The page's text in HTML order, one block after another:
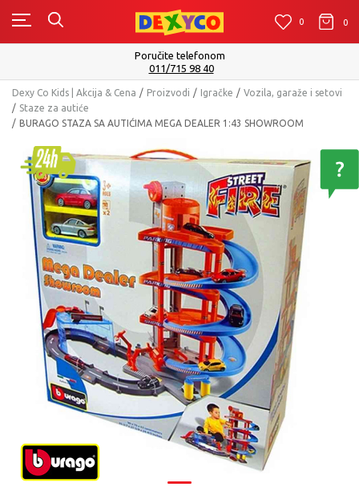
0 0 0
Isporuku možete očekivati u
Dexy Co Kids | Akcija & Cena Proizvodi Igračke
Vozila, garaže i setovi
Staze za autiće
BURAGO STAZA SA AUTIĆIMA MEGA DEALER 1:43 SHOWROOM